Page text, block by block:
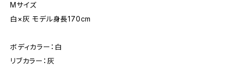
Mサイズ
白×灰 モデル身長170cm
ボディカラー：白
リブカラー：灰